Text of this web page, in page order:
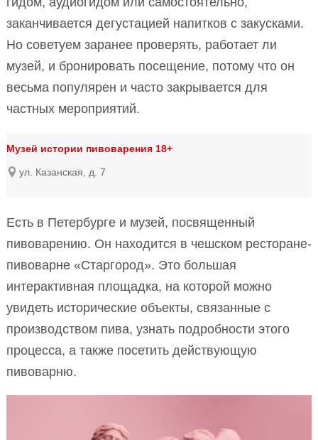
заканчивается дегустацией напитков с закусками.
Но советуем заранее проверять, работает ли
музей, и бронировать посещение, потому что он
весьма популярен и часто закрывается для
частных мероприятий.
Музей истории пивоварения 18+
ул. Казанская, д. 7
Есть в Петербурге и музей, посвященный
пивоварению. Он находится в чешском ресторане-
пивоварне «Старгород». Это большая
интерактивная площадка, на которой можно
увидеть исторические объекты, связанные с
производством пива, узнать подробности этого
процесса, а также посетить действующую
пивоварню.